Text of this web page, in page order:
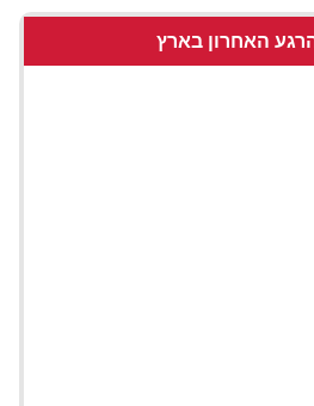
האחרון בארץ